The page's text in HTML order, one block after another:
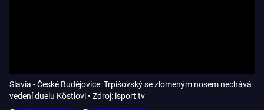
Slavia - České Budějovice: Trpišovský se zlomeným nosem nechává
vedení duelu Köstlovi • Zdroj: isport tv